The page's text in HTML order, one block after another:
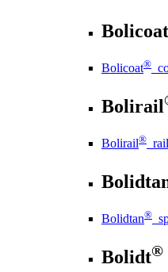
Bolicoat
Bolicoat®
Bolirail
Bolirail®
Bolidtan®
Bolidt®